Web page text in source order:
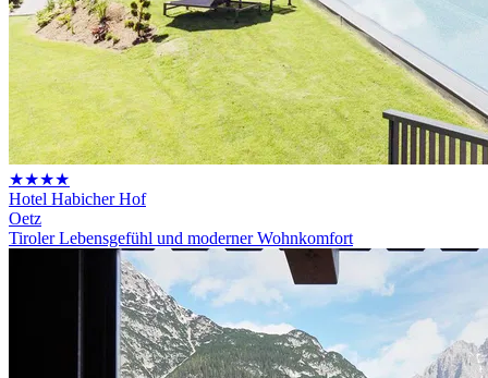
★★★★
Hotel Habicher Hof
Oetz
Tiroler Lebensgefühl und moderner Wohnkomfort